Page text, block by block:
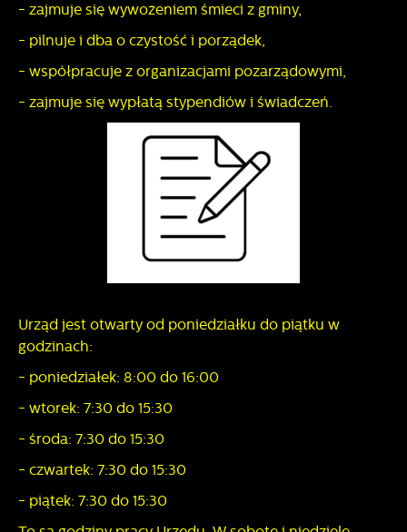
- zajmuje się wywożeniem śmieci z gminy,
- pilnuje i dba o czystość i porządek,
- współpracuje z organizacjami pozarządowymi,
- zajmuje się wypłatą stypendiów i świadczeń.
Urząd jest otwarty od poniedziałku do piątku w
godzinach:
- poniedziałek: 8:00 do 16:00
- wtorek: 7:30 do 15:30
- środa: 7:30 do 15:30
- czwartek: 7:30 do 15:30
- piątek: 7:30 do 15:30